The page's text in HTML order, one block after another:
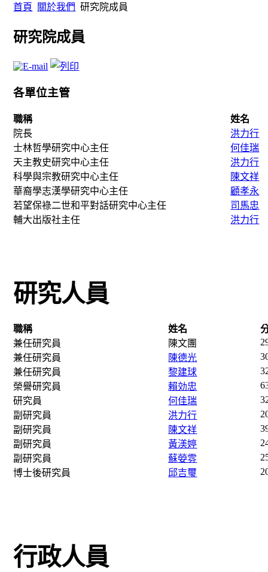
首頁 關於我們 研究院成員
研究院成員
各單位主管
職稱
姓名
院長
洪力行
士林哲學研究中心主任
何佳瑞
天主教史研究中心主任
洪力行
科學與宗教研究中心主任
陳文祥
華裔學志漢學研究中心主任
顧孝永
若望保祿二世和平對話研究中心主任
輔大出版社主任
司馬忠
洪力行
研究人員
職稱 姓名
兼任研究員
陳文團
兼任研究員
陳德光
兼任研究員
黎建球
榮譽研究員
賴効忠
研究員
何佳瑞
副研究員
洪力行
副研究員
陳文祥
副研究員
黃渼婷
副研究員
蘇嫈雰
博士後研究員
邱吉璽
行政人員